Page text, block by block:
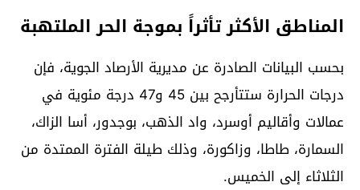
المناطق الأكثر تأثراً بموجة الحر الملتهبة
بحسب البيانات الصادرة عن مديرية الأرصاد الجوية، فإن
درجات الحرارة ستتأرجح بين 45 و47 درجة مئوية في
عمالات وأقاليم أوسرد، واد الذهب، بوجدور، أسا الزاك،
السمارة، طاطا، وزاكورة، وذلك طيلة الفترة الممتدة من
الثلاثاء إلى الخميس.